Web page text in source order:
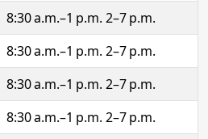
8:30 a.m.–1 p.m. 2–7 p.m.
8:30 a.m.–1 p.m. 2–7 p.m.
8:30 a.m.–1 p.m. 2–7 p.m.
8:30 a.m.–1 p.m. 2–7 p.m.